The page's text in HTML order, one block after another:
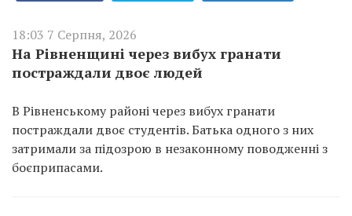
18:03 7 Серпня, 2026
На Рівненщині через вибух гранати
постраждали двоє людей
В Рівненському районі через вибух гранати
постраждали двоє студентів. Батька одного з них
затримали за підозрою в незаконному поводженні з
боєприпасами.